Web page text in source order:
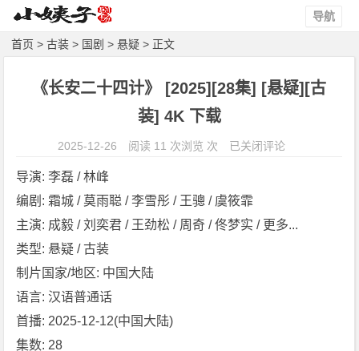
导航
首页 >古装 > 国剧 >悬疑 > 正文
《长安二十四计》 [2025][28集] [悬疑][古
装] 4K 下载
2025-12-26 阅读 11 次浏览 次
《长
十
四
已关闭评论
导演: 李磊 / 林峰
编剧: 霜城 / 莫雨聪 / 李雪彤 / 王骢 / 虞筱霏
主演: 成毅 / 刘奕君 / 王劲松 / 周奇 / 佟梦实 / 更多...
类型: 悬疑 / 古装
制片国家/地区: 中国大陆
语言: 汉语普通话
首播: 2025-12-12(中国大陆)
集数: 28